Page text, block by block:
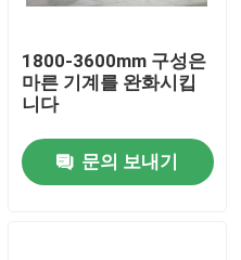
1800-3600mm 구성은
마른 기계를 완화시킵
니다
문의 보내기